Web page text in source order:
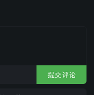
提交评论